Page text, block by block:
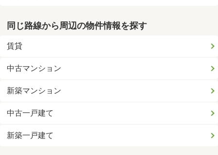
同じ路線から周辺の物件情報を探す
賃貸
中古マンション
新築マンション
中古一戸建て
新築一戸建て